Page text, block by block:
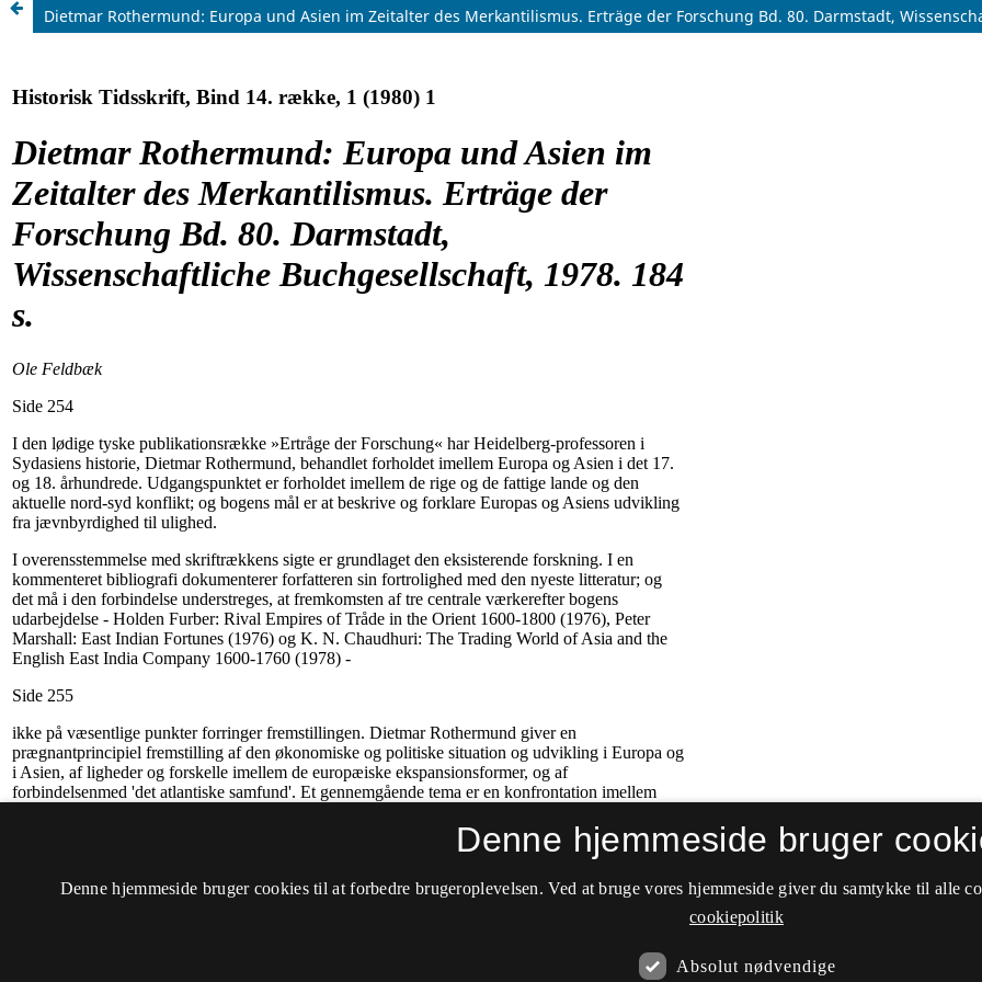
Dietmar Rothermund: Europa und Asien im Zeitalter des Merkantilismus. Erträge der Forschung Bd. 80. Darmstadt,
Denne hjemmeside bruger
Denne hjemmeside bruger cookies til at forbedre brugeroplevelsen. Ved at bruge vores hjemmeside giver du samtykke til alle
cookiepolitik
Absolut nødvendige